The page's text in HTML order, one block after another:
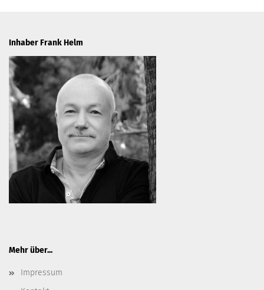
Inhaber Frank Helm
Mehr über...
Impressum